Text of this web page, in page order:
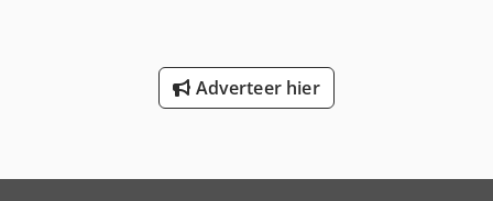
Adverteer hier